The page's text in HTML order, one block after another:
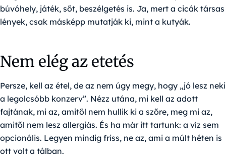
búvóhely, játék, sőt, beszélgetés is. Ja, mert a cicák társas
lények, csak másképp mutatják ki, mint a kutyák.
Nem elég az etetés
Persze, kell az étel, de az nem úgy megy, hogy „jó lesz neki
a legolcsóbb konzerv”. Nézz utána, mi kell az adott
fajtának, mi az, amitől nem hullik ki a szőre, meg mi az,
amitől nem lesz allergiás. És ha már itt tartunk: a víz sem
opcionális. Legyen mindig friss, ne az, ami a múlt héten is
ott volt a tálban.